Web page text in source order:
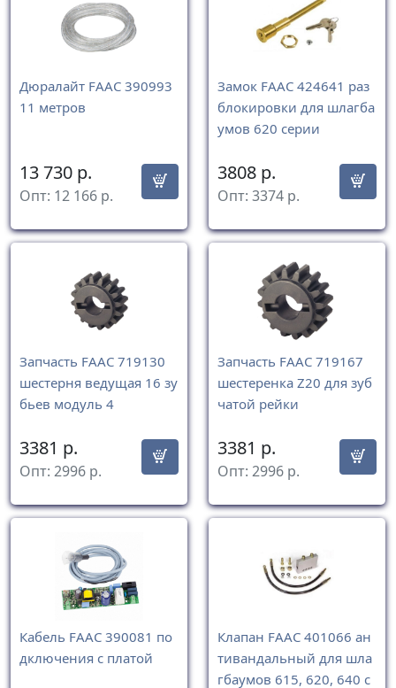
Дюралайт FAAC 390993
11 метров
13 730 р.
Опт: 12 166 р.
Замок FAAC 424641 раз
блокировки для шлагба
умов 620 серии
3808 р.
Опт: 3374 р.
Запчасть FAAC 719130
шестерня ведущая 16 зу
бьев модуль 4
3381 р.
Опт: 2996 р.
Запчасть FAAC 719167
шестеренка Z20 для зуб
чатой рейки
3381 р.
Опт: 2996 р.
Кабель FAAC 390081 по
дключения с платой
Клапан FAAC 401066 ан
тивандальный для шла
гбаумов 615, 620, 640 с